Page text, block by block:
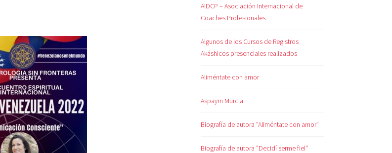
AIDCP – Asociación Internacional de
Coaches Profesionales
Algunos de los Cursos de Registros
Akáshicos presenciales realizados
Aliméntate con amor
Aspaym Murcia
Biografía de autora "Aliméntate con amor"
Biografía de autora "Decidí serme fiel"